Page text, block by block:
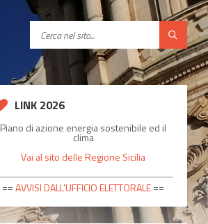
C
r
a
LINK 2026
Piano di azione energia sostenibile ed il
clima
Vai al sito delle Regione Sicilia
==AVVISI DALL'UFFICIO ELETTORALE==